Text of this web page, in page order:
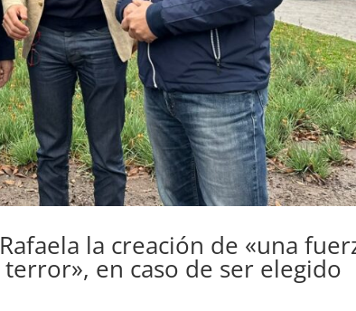
la creación de «una
en caso de ser elegido